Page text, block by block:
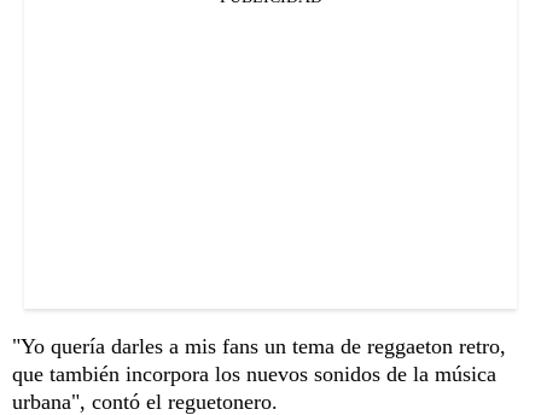
"Yo quería darles a mis fans un tema de reggaeton retro,
que también incorpora los nuevos sonidos de la música
urbana", contó el reguetonero.